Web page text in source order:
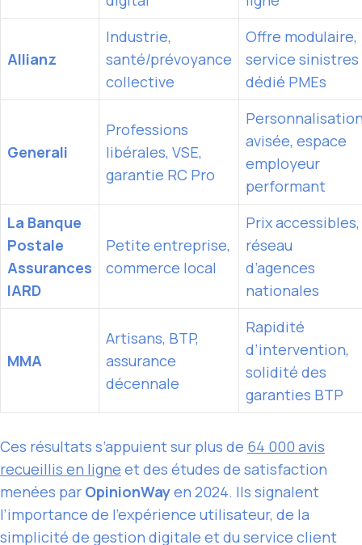
Allianz
Industrie,
santé/prévoyance
collective
Offre modulaire,
service sinistres
dédié PMEs
Generali
Professions
libérales, VSE,
garantie RC Pro
avisée, espace
employeur
performant
La Banque
Postale
Assurances
IARD
Petite entreprise,
commerce local
Prix accessibles,
réseau
d’agences
nationales
MMA
Artisans, BTP,
assurance
décennale
Rapidité
d’intervention,
solidité des
garanties BTP
Ces résultats s’appuient sur plus de 64 000 avis
recueillis en ligne et des études de satisfaction
menées par OpinionWayen 2024. Ils signalent
l’importance de l’expérience utilisateur, de la
simplicité de gestion digitale et du service client